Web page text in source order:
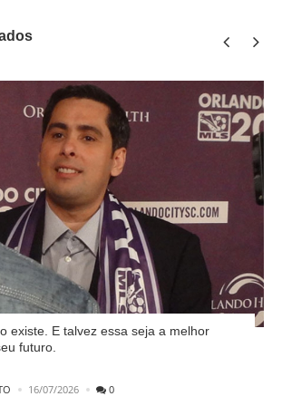
existe. E talvez essa seja a melhor
futuro.
16/07/2026 0